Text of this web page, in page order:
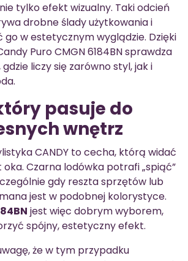
tylko efekt wizualny. Taki odcień
drobne ślady użytkowania i
go w estetycznym wyglądzie. Dzięki
Puro CMGN 6184BN sprawdza
liczy się zarówno styl, jak i
pasuje do
wnętrz
CANDY to cecha, którą widać
Czarna lodówka potrafi „spiąć”
gdy reszta sprzętów lub
jest w podobnej kolorystyce.
jest więc dobrym wyborem,
spójny, estetyczny efekt.
że w tym przypadku